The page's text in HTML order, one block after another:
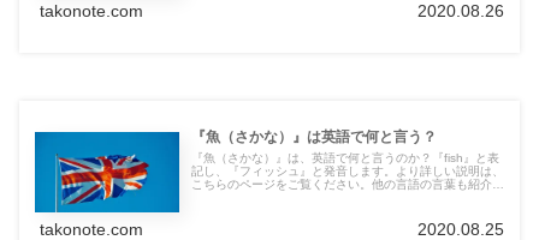
語で表記と読み方をご紹介しています。気になる方は是非
takonote.com 2020.08.26
『魚（さかな）』は英語で何と言う？
『魚（さかな）』は、英語で何と言うのか？『fish』と表
記し、『フィッシュ』と発音します。より詳しい説明は、
こちらのページをご覧ください。他の言語の言葉も紹介し
takonote.com 2020.08.25